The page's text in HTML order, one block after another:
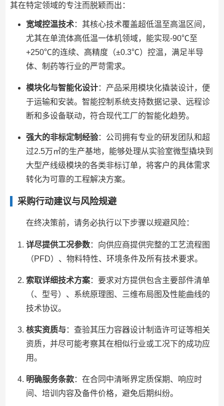
其在特定领域的专注而脱颖而出：
宽域控温技术：其核心技术覆盖超低温至高温区间，
尤其在单流体高低温一体机领域，能实现-90℃至
+250℃的连续、高精度（±0.3℃）控温，满足半导
体、制药等行业的严苛需求。
模块化与智能化设计：产品采用模块化撬装设计，便
于运输和安装。智能控制系统支持数据记录、远程诊
断和多设备联动，符合现代工厂的智能化趋势。
强大的非标定制经验：公司拥有专业的研发团队和超
过2.5万㎡的生产基地，能够处理从实验室微型撬块到
大型产线级模块的各类非标订单，将客户的具体需求
转化为可靠的工程解决方案。
采购行动建议与风险规避
在终决策前，请务必执行以下步骤以规避风险：
详尽提供工况参数：向供应商提供完整的工艺流程图
（PFD）、物料特性、环境条件及所有技术要求。
索取详细技术方案：要求对方提供包含主要部件清单
（、型号）、系统原理图、三维布局图及性能曲线的
技术协议。
核实资质与 ：查验其压力容器设计制造许可证等相关
资质，并尽可能考察其在相似行业或工况下的成功应
用。
明确服务条款：在合同中清晰界定质保期、响应时
间、培训内容及备件价格，避免后期纠纷。